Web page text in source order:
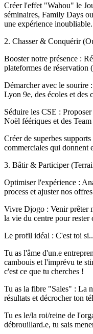
Créer l'effet "Wahou" le
séminaires, Family Days
une expérience inoubliable.
2. Chasser & Conquérir
Booster notre présence :
plateformes de réservation
Démarcher avec le sourire
Lyon 9e, des écoles et des
Séduire les CSE :
Noël féériques et des
Créer de superbes
commerciales qui donnent
3. Bâtir & Participer
Optimiser l'expérience :
process et ajuster nos
Vivre Djogo : Venir prêter
la vie du centre pour rester
Le profil idéal : C'est toi
Tu as l'âme d'un.e
cambouis et l'imprévu te
c'est ce que tu cherches !
Tu as la fibre "Sales" : La
résultats et décrocher ton
Tu es le/la roi/reine de
débrouillard.e, tu sais